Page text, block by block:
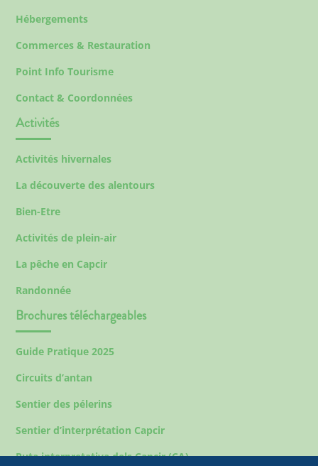
Hébergements
Commerces & Restauration
Point Info Tourisme
Contact & Coordonnées
Activités
Activités hivernales
La découverte des alentours
Bien-Etre
Activités de plein-air
La pêche en Capcir
Randonnée
Brochures téléchargeables
Guide Pratique 2025
Circuits d’antan
Sentier des pélerins
Sentier d’interprétation Capcir
Ruta interpretativa dels Capcir (CA)